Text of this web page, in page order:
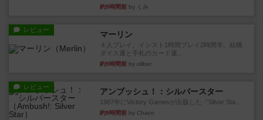
約9時間前 by くみ
レビュー マーリン
４人プレイ。インスト1時間プレイ2時間半。結構
ダイス運と手札のカード運...
約9時間前 by oliber
レビュー アンブッシュ！：シルバースター
1987年にVictory Gamesが出版した『Silver Sta...
約9時間前 by Chaco